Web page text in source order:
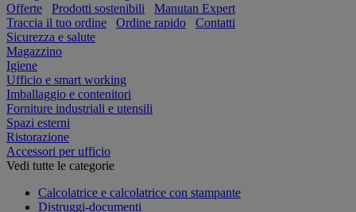
Offerte Prodotti sostenibili
Manutan Expert
Traccia il tuo ordine
Ordine rapido
Contatti
Sicurezza e salute
Magazzino
Igiene
Ufficio e smart working
Imballaggio e contenitori
Forniture industriali e utensili
Spazi esterni
Ristorazione
Accessori per ufficio
Vedi tutte le categorie
Calcolatrice e calcolatrice con stampante
Distruggi-documenti